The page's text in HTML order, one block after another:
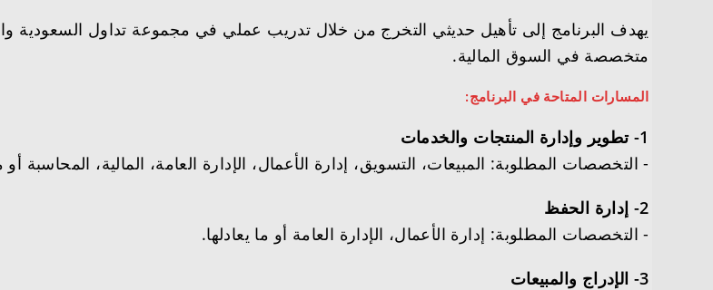
يهدف البرنامج إلى تأهيل حديثي التخرج من خلال تدريب عملي في مجموعة تداول السعودية
متخصصة في السوق المالية.
المسارات المتاحة في البرنامج:
1- تطوير وإدارة المنتجات والخدمات
­- التخصصات المطلوبة: المبيعات، التسويق، إدارة الأعمال، الإدارة العامة، المالية، المحاسبة أو
2- إدارة الحفظ
­- التخصصات المطلوبة: إدارة الأعمال، الإدارة العامة أو ما يعادلها.
3- الإدراج والمبيعات